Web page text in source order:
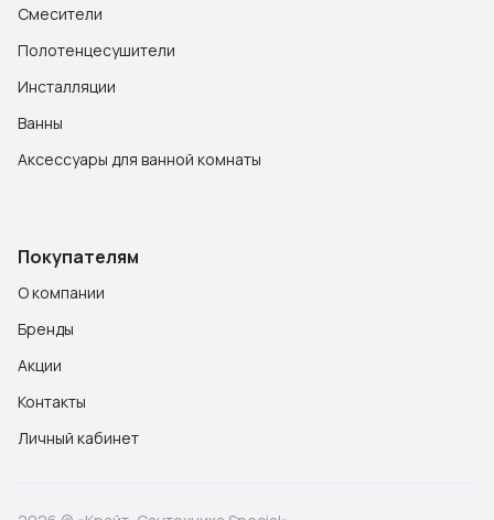
Смесители
Полотенцесушители
Инсталляции
Ванны
Аксессуары для ванной комнаты
Покупателям
О компании
Бренды
Акции
Контакты
Личный кабинет